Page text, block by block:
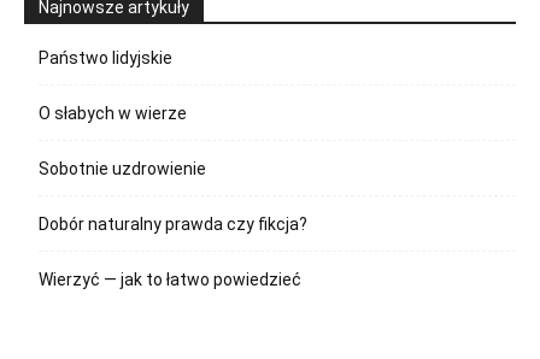
Najnowsze artykuły
Państwo lidyjskie
O słabych w wierze
Sobotnie uzdrowienie
Dobór naturalny prawda czy fikcja?
Wierzyć — jak to łatwo powiedzieć